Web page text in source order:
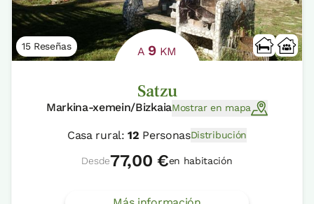
15 Reseñas A 9 KM
Satzu
Markina-xemein/BizkaiaMostrar en mapa
Casa rural:12 PersonasDistribución
Desde77,00 €en habitación